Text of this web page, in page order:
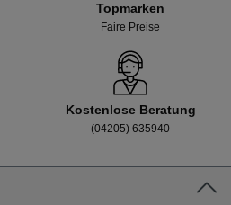
Topmarken
Faire Preise
Kostenlose Beratung
(04205) 635940